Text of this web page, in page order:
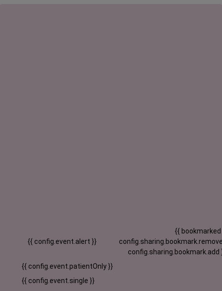
{{ config.event.alert }}
{{ bookmarked
config.sharing.bookmark.add
{{ config.event.patientOnly }}
{{ config.event.single }}